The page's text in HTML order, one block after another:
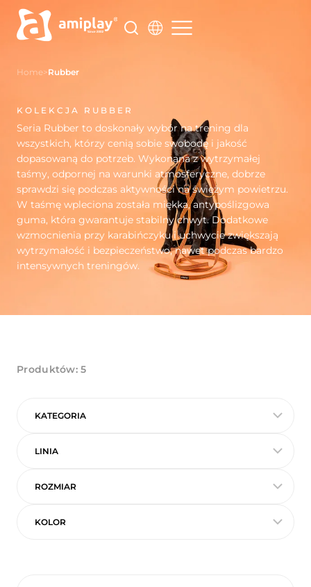
Przejdź
treści
Home>Rubber
KOLEKCJA RUBBER
Seria Rubber to doskonały wybór na trening dla
wszystkich, którzy cenią sobie swobodę i jakość
dopasowaną do potrzeb. Wykonana z wytrzymałej
taśmy, odpornej na warunki atmosferyczne, dobrze
sprawdzi się podczas aktywności na świeżym powietrzu.
W taśmę wpleciona została miękka, antypoślizgowa
guma, która gwarantuje stabilny chwyt. Dodatkowe
wzmocnienia przy karabińczyku i uchwycie zwiększają
wytrzymałość i bezpieczeństwo, nawet podczas bardzo
intensywnych treningów.
Produktów:5